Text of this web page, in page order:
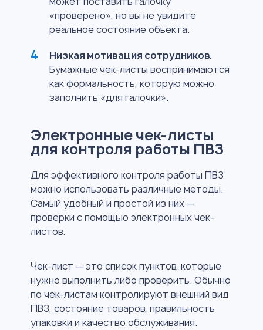
«проверено», но вы не увидите
реальное состояние объекта.
Низкая мотивация сотрудников.
Бумажные чек-листы воспринимаются
как формальность, которую можно
заполнить «для галочки».
Электронные чек-листы
для контроля работы ПВЗ
Для эффективного контроля работы ПВЗ
можно использовать различные методы.
Самый удобный и простой из них —
проверки с помощью электронных чек-
листов.
Чек-лист — это список пунктов, которые
нужно выполнить либо проверить. Обычно
по чек-листам контролируют внешний вид
ПВЗ, состояние товаров, правильность
упаковки и качество обслуживания.